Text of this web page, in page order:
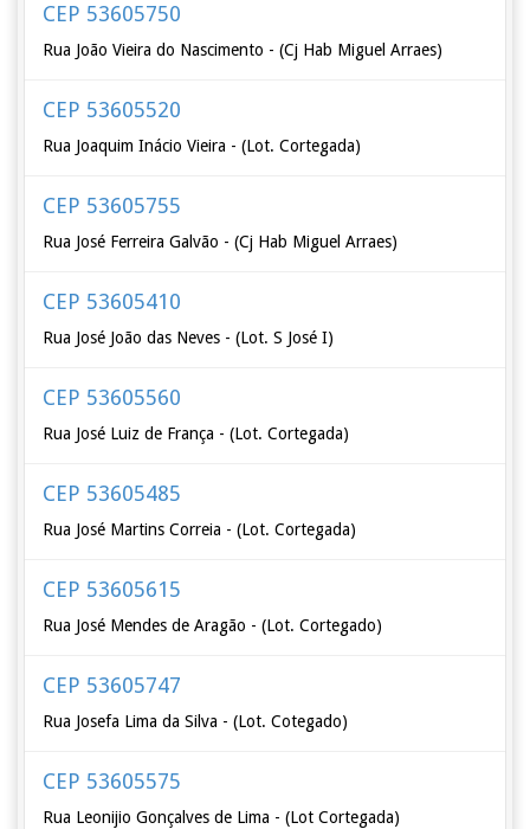
CEP 53605750
Rua João Vieira do Nascimento - (Cj Hab Miguel Arraes)
CEP 53605520
Rua Joaquim Inácio Vieira - (Lot. Cortegada)
CEP 53605755
Rua José Ferreira Galvão - (Cj Hab Miguel Arraes)
CEP 53605410
Rua José João das Neves - (Lot. S José I)
CEP 53605560
Rua José Luiz de França - (Lot. Cortegada)
CEP 53605485
Rua José Martins Correia - (Lot. Cortegada)
CEP 53605615
Rua José Mendes de Aragão - (Lot. Cortegado)
CEP 53605747
Rua Josefa Lima da Silva - (Lot. Cotegado)
CEP 53605575
Rua Leonijio Gonçalves de Lima - (Lot Cortegada)